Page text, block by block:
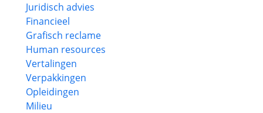
Juridisch advies
Financieel
Grafisch reclame
Human resources
Vertalingen
Verpakkingen
Opleidingen
Milieu